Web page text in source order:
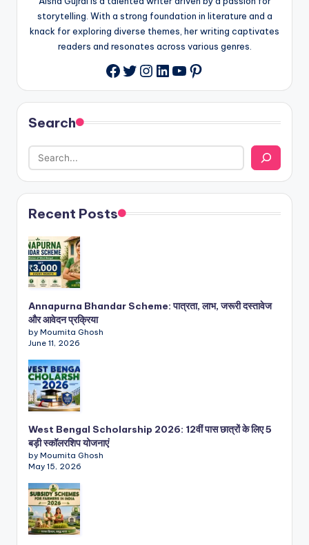
storytelling. With a strong foundation in literature and a
knack for exploring diverse themes, her writing captivates
readers and resonates across various genres.
Facebook
Twitter
Instagram
LinkedIn
YouTube
Pinterest
Search
Recent Posts
Annapurna Bhandar Scheme: पात्रता, लाभ, जरूरी दस्तावेज
और आवेदन प्रक्रिया
by Moumita Ghosh
June 11, 2026
West Bengal Scholarship 2026: 12वीं पास छात्रों के लिए 5
बड़ी स्कॉलरशिप योजनाएं
by Moumita Ghosh
May 15, 2026